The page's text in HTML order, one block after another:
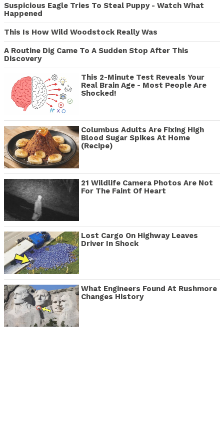
Suspicious Eagle Tries To Steal Puppy - Watch What
Happened
This Is How Wild Woodstock Really Was
A Routine Dig Came To A Sudden Stop After This
Discovery
This 2-Minute Test Reveals Your
Real Brain Age - Most People Are
Shocked!
Columbus Adults Are Fixing High
Blood Sugar Spikes At Home
(Recipe)
21 Wildlife Camera Photos Are Not
For The Faint Of Heart
Lost Cargo On Highway Leaves
Driver In Shock
What Engineers Found At Rushmore
Changes History